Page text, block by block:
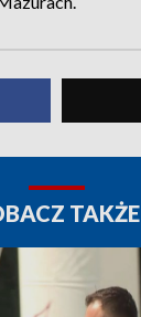
TAKŻE